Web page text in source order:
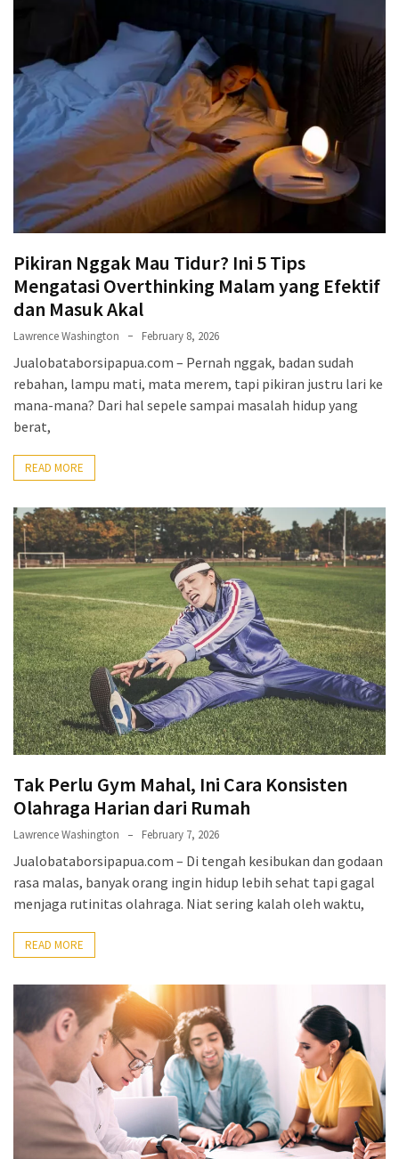
Pikiran Nggak Mau Tidur? Ini 5 Tips
Mengatasi Overthinking Malam yang Efektif
dan Masuk Akal
Lawrence Washington February 8, 2026
Jualobataborsipapua.com – Pernah nggak, badan sudah
rebahan, lampu mati, mata merem, tapi pikiran justru lari ke
mana-mana? Dari hal sepele sampai masalah hidup yang
berat,
READ MORE
Tak Perlu Gym Mahal, Ini Cara Konsisten
Olahraga Harian dari Rumah
Lawrence Washington February 7, 2026
Jualobataborsipapua.com – Di tengah kesibukan dan godaan
rasa malas, banyak orang ingin hidup lebih sehat tapi gagal
menjaga rutinitas olahraga. Niat sering kalah oleh waktu,
READ MORE